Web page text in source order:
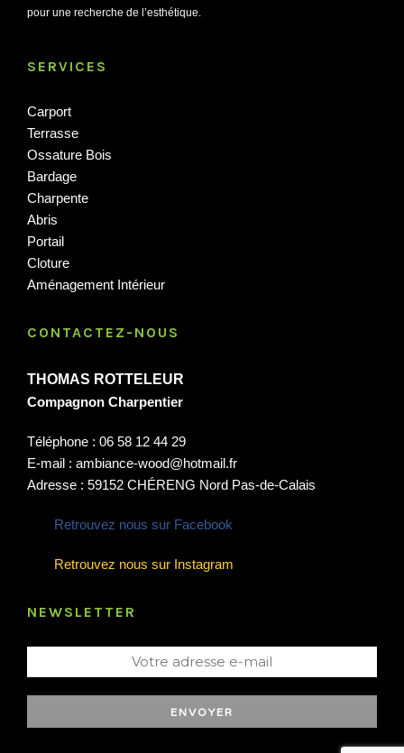
pour une recherche de l’esthétique.
SERVICES
Carport
Terrasse
Ossature Bois
Bardage
Charpente
Abris
Portail
Cloture
Aménagement Intérieur
CONTACTEZ-NOUS
THOMAS ROTTELEUR
Compagnon Charpentier
Téléphone : 06 58 12 44 29
E-mail : ambiance-wood@hotmail.fr
Adresse : 59152 CHÉRENG Nord Pas-de-Calais
Retrouvez nous sur Facebook
Retrouvez nous sur Instagram
NEWSLETTER